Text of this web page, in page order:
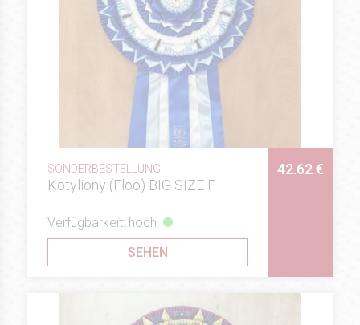
SONDERBESTELLUNG
Kotyliony (Floo) BIG SIZE F
42.62 €
Verfügbarkeit: hoch
SEHEN